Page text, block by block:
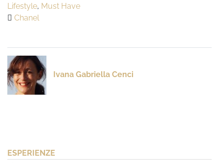
Lifestyle, Must Have
Chanel
Ivana Gabriella Cenci
ESPERIENZE